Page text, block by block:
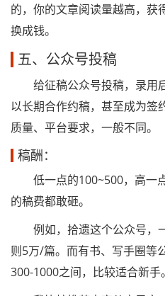
的，你的文章阅读量越高，获
换成钱。
五、公众号投稿
给征稿公众号投稿，录用
以长期合作约稿，甚至成为签
质量、平台要求，一般不同。
稿酬：
低一点的100~500，高一
的稿费都敢砸。
例如，拾遗这个公众号，
则5万/篇。而有书、写手圈等
300-1000之间，比较适合新手。